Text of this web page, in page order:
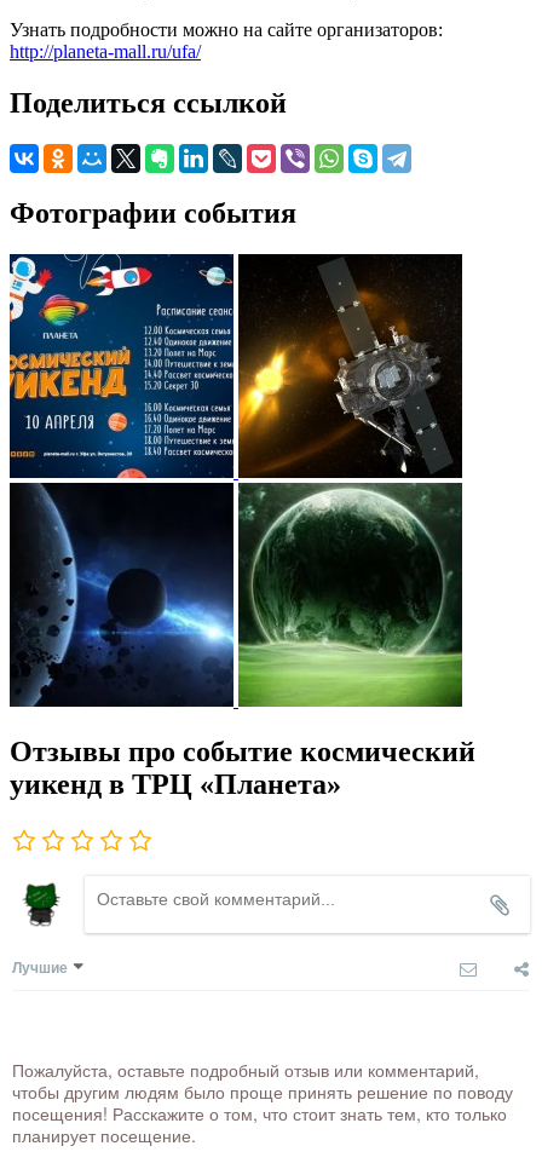
Узнать подробности можно на сайте организаторов:
http://planeta-mall.ru/ufa/
Поделиться ссылкой
Фотографии события
Отзывы про событие космический
уикенд в ТРЦ «Планета»
Лучшие
Пожалуйста, оставьте подробный отзыв или комментарий,
чтобы другим людям было проще принять решение по поводу
посещения! Расскажите о том, что стоит знать тем, кто только
планирует посещение.